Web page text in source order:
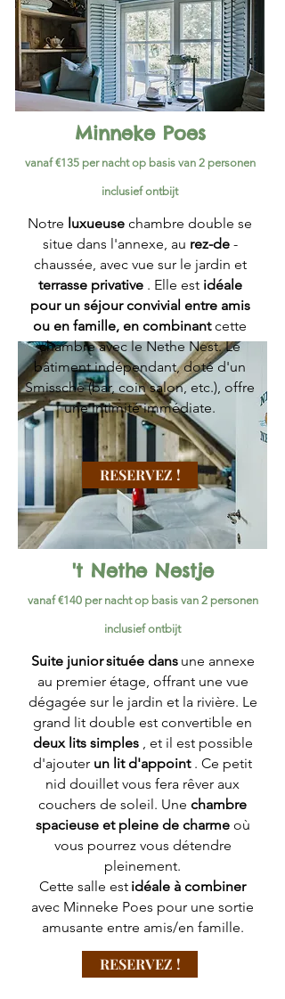
't Nethe Nestje
vanaf €140 per nacht op basis van 2 personen
inclusief ontbijt
Suite juniorsituée dans une annexe
au premier étage, offrant une vue
dégagée sur le jardin et la rivière. Le
grand lit double est convertible en
deux lits simples, et il est possible
d'ajouter un lit d'appoint. Ce petit
nid douillet vous fera rêver aux
couchers de soleil. Une chambre
spacieuse et pleine de charmeoù
vous pourrez vous détendre
pleinement.
Cette salle est idéale à combiner
avec Minneke Poes pour une sortie
amusante entre amis/en famille.
RESERVEZ !
Minneke Poes
vanaf €135 per nacht op basis van 2 personen
inclusief ontbijt
Notre luxueuse chambre double se
situe dans l'annexe, au rez-de-
chaussée, avec vue sur le jardin et
terrasse privative. Elle est idéale
pour un séjour convivial entre amis
ou en famille, en combinantcette
chambre avec le Nethe Nest. Le
bâtiment indépendant, doté d'un
Smissche (bar, coin salon, etc.), offre
une intimité immédiate.
RESERVEZ !